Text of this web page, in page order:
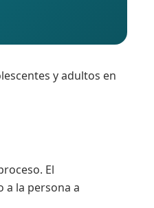
y adultos en
El
a la persona a